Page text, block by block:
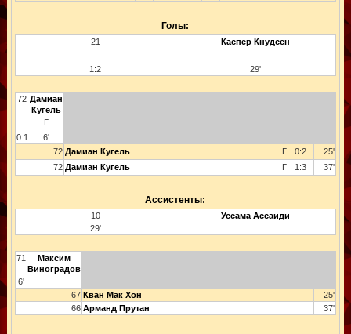
Голы:
21 Каспер Кнудсен
1:2 29'
72 Дамиан
Кугель
Г
0:1
6'
72 Дамиан Кугель Г 0:2
25'
72 Дамиан Кугель Г 1:3 37'
Ассистенты:
10
Уссама Ассаиди
29'
71
Максим
Виноградов
6'
67 Кван Мак Хон
25'
66 Арманд Прутан 37'